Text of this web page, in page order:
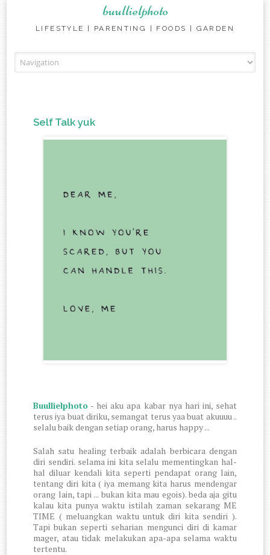
buullielphoto
LIFESTYLE | PARENTING | FOODS | GARDEN
Self Talk yuk
Buullielphoto - hei aku apa kabar nya hari ini, sehat
terus iya buat diriku, semangat terus yaa buat akuuuu ..
selalu baik dengan setiap orang, harus happy ...
Salah satu healing terbaik adalah berbicara dengan
diri sendiri. selama ini kita selalu mementingkan hal-
hal diluar kendali kita seperti pendapat orang lain,
tentang diri kita ( iya memang kita harus mendengar
orang lain, tapi ... bukan kita mau egois). beda aja gitu
kalau kita punya waktu istilah zaman sekarang ME
TIME ( meluangkan waktu untuk diri kita sendiri ).
Tapi bukan seperti seharian mengunci diri di kamar
mager, atau tidak melakukan apa-apa selama waktu
tertentu.